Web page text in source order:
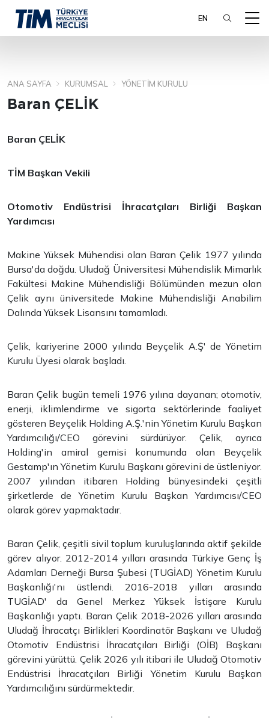
EN
ARA
ANA SAYFA KURUMSAL YÖNETIM KURULU
Baran ÇELİK
Baran ÇELİK
TİM Başkan Vekili
Otomotiv Endüstrisi İhracatçıları Birliği Başkan
Yardımcısı
Makine Yüksek Mühendisi olan Baran Çelik 1977 yılında
Bursa'da doğdu. Uludağ Üniversitesi Mühendislik Mimarlık
Fakültesi Makine Mühendisliği Bölümünden mezun olan
Çelik aynı üniversitede Makine Mühendisliği Anabilim
Dalında Yüksek Lisansını tamamladı.
Çelik, kariyerine 2000 yılında Beyçelik A.Ş' de Yönetim
Kurulu Üyesi olarak başladı.
Baran Çelik bugün temeli 1976 yılına dayanan; otomotiv,
enerji, iklimlendirme ve sigorta sektörlerinde faaliyet
gösteren Beyçelik Holding A.Ş.'nin Yönetim Kurulu Başkan
Yardımcılığı/CEO görevini sürdürüyor. Çelik, ayrıca
Holding'in amiral gemisi konumunda olan Beyçelik
Gestamp'ın Yönetim Kurulu Başkanı görevini de üstleniyor.
2007 yılından itibaren Holding bünyesindeki çeşitli
şirketlerde de Yönetim Kurulu Başkan Yardımcısı/CEO
olarak görev yapmaktadır.
Baran Çelik, çeşitli sivil toplum kuruluşlarında aktif şekilde
görev alıyor. 2012-2014 yılları arasında Türkiye Genç İş
Adamları Derneği Bursa Şubesi (TUGİAD) Yönetim Kurulu
Başkanlığı'nı üstlendi. 2016-2018 yılları arasında
TUGİAD' da Genel Merkez Yüksek İstişare Kurulu
Başkanlığı yaptı. Baran Çelik 2018-2026 yılları arasında
Uludağ İhracatçı Birlikleri Koordinatör Başkanı ve Uludağ
Otomotiv Endüstrisi İhracatçıları Birliği (OİB) Başkanı
görevini yürüttü. Çelik 2026 yılı itibari ile Uludağ Otomotiv
Endüstrisi İhracatçıları Birliği Yönetim Kurulu Başkan
Yardımcılığını sürdürmektedir.